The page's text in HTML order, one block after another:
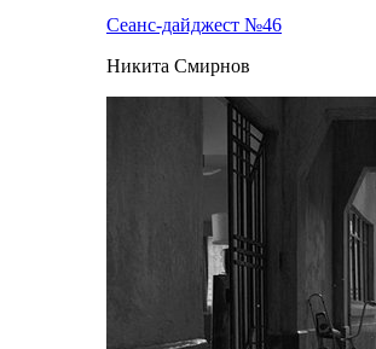
Сеанс-дайджест №46
Никита Смирнов